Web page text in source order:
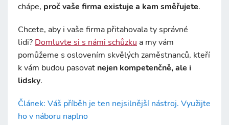
chápe, proč vaše firma existuje a kam směřujete.
Chcete, aby i vaše firma přitahovala ty správné
lidi? Domluvte si s námi schůzku a my vám
pomůžeme s oslovením skvělých zaměstnanců, kteří
k vám budou pasovat nejen kompetenčně, ale i
lidsky.
Článek: Váš příběh je ten nejsilnější nástroj. Využijte
ho v náboru naplno